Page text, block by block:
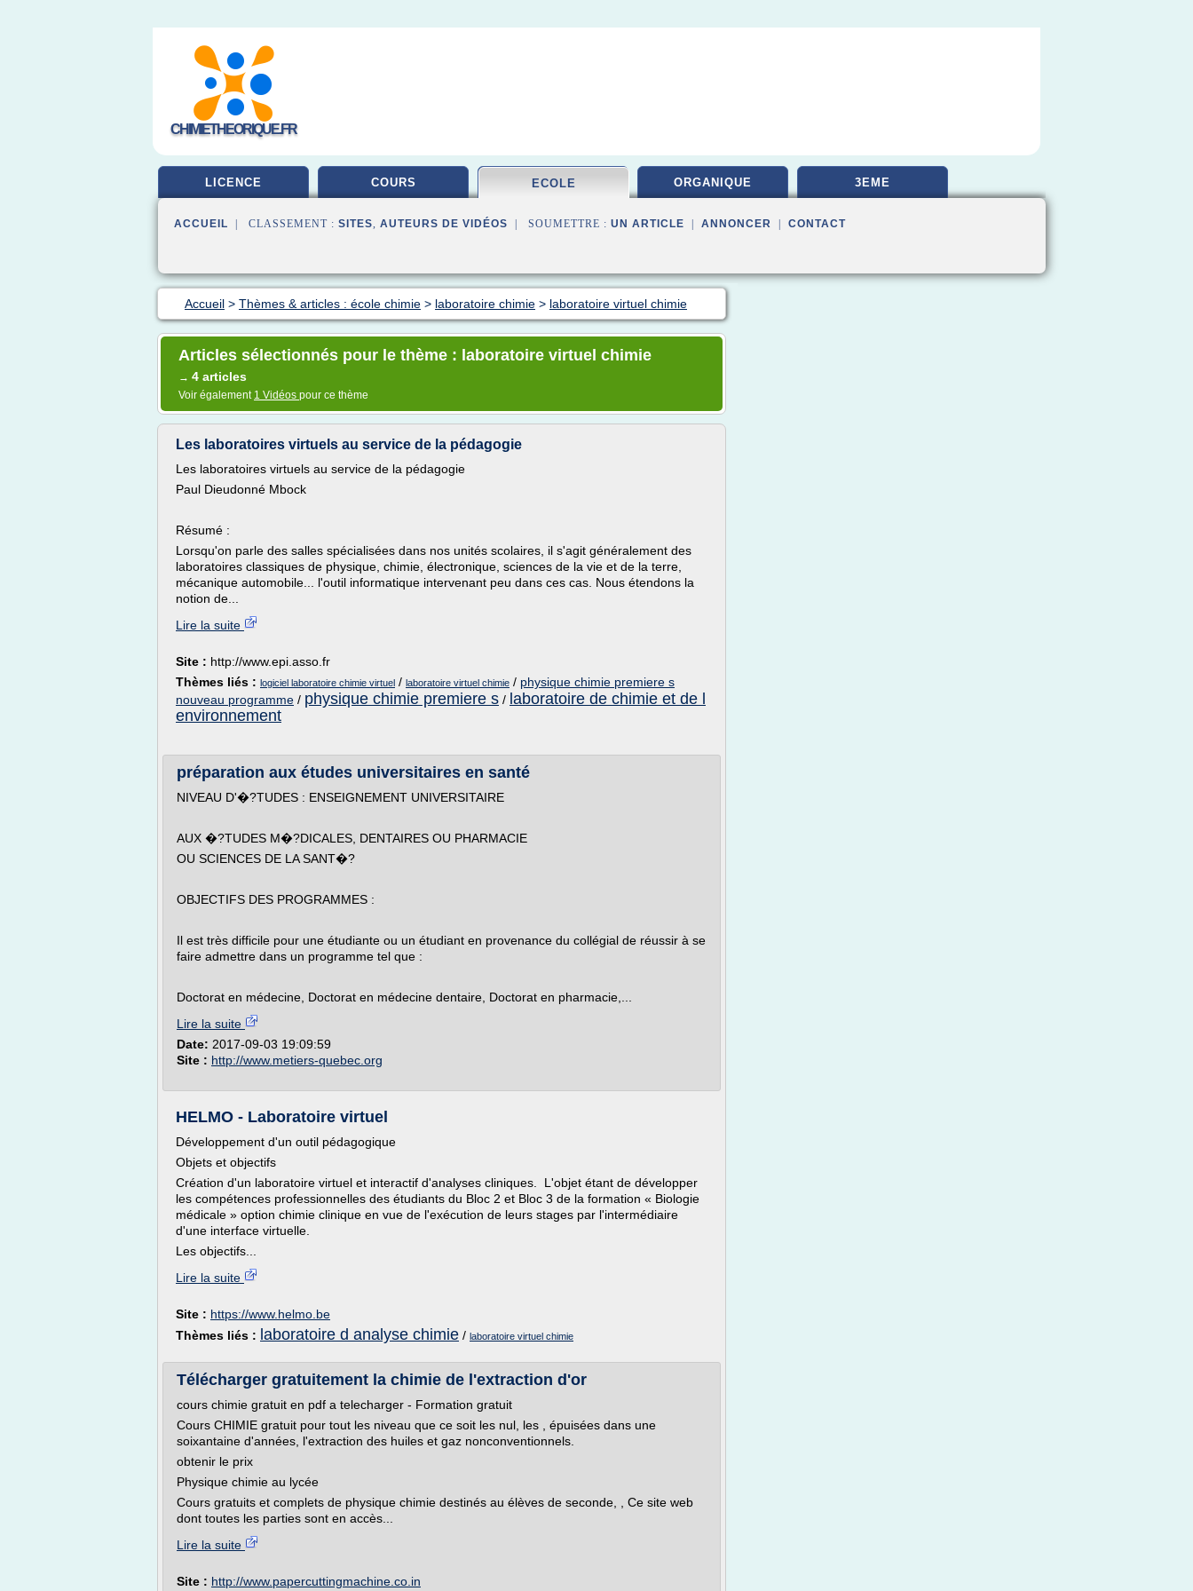
CHIMIETHEORIQUE.FR
LICENCE COURS ECOLE ORGANIQUE 3EME
ACCUEIL | CLASSEMENT : SITES, AUTEURS DE VIDÉOS | SOUMETTRE : UN ARTICLE ANNONCER CONTACT
Accueil > Thèmes & articles : école chimie > laboratoire chimie > laboratoire virtuel chimie
Articles sélectionnés pour le thème : laboratoire virtuel chimie
→ 4 articles
Voir également 1 Vidéos pour ce thème
Les laboratoires virtuels au service de la pédagogie
Les laboratoires virtuels au service de la pédagogie
Paul Dieudonné Mbock
Résumé :
Lorsqu'on parle des salles spécialisées dans nos unités scolaires, il s'agit généralement des
laboratoires classiques de physique, chimie, électronique, sciences de la vie et de la terre,
mécanique automobile... l'outil informatique intervenant peu dans ces cas. Nous étendons la
notion de...
Lire la suite
Site : http://www.epi.asso.fr
Thèmes liés : logiciel laboratoire chimie virtuel / laboratoire virtuel chimie / physique chimie premiere s
nouveau programme / physique chimie premiere s / laboratoire de chimie et de l
environnement
préparation aux études universitaires en santé
NIVEAU D'�?TUDES : ENSEIGNEMENT UNIVERSITAIRE
AUX �?TUDES M�?DICALES, DENTAIRES OU PHARMACIE
OU SCIENCES DE LA SANT�?
OBJECTIFS DES PROGRAMMES :
Il est très difficile pour une étudiante ou un étudiant en provenance du collégial de réussir à se
faire admettre dans un programme tel que :
Doctorat en médecine, Doctorat en médecine dentaire, Doctorat en pharmacie,...
Lire la suite
Date: 2017-09-03 19:09:59
Site : http://www.metiers-quebec.org
HELMO - Laboratoire virtuel
Développement d'un outil pédagogique
Objets et objectifs
Création d'un laboratoire virtuel et interactif d'analyses cliniques. L'objet étant de développer
les compétences professionnelles des étudiants du Bloc 2 et Bloc 3 de la formation « Biologie
médicale » option chimie clinique en vue de l'exécution de leurs stages par l'intermédiaire
d'une interface virtuelle.
Les objectifs...
Lire la suite
Site : https://www.helmo.be
Thèmes liés : laboratoire d analyse chimie / laboratoire virtuel chimie
Télécharger gratuitement la chimie de l'extraction d'or
cours chimie gratuit en pdf a telecharger - Formation gratuit
Cours CHIMIE gratuit pour tout les niveau que ce soit les nul, les , épuisées dans une
soixantaine d'années, l'extraction des huiles et gaz nonconventionnels.
obtenir le prix
Physique chimie au lycée
Cours gratuits et complets de physique chimie destinés au élèves de seconde, , Ce site web
dont toutes les parties sont en accès...
Lire la suite
Site : http://www.papercuttingmachine.co.in